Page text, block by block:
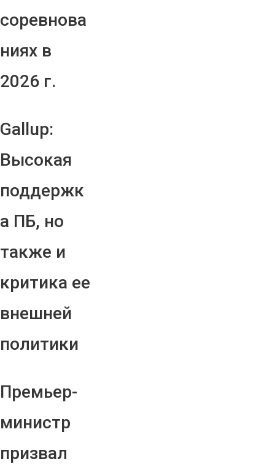
соревнова
ниях в
2026 г.
Gallup:
Высокая
поддержк
а ПБ, но
также и
критика ее
внешней
политики
Премьер-
министр
призвал